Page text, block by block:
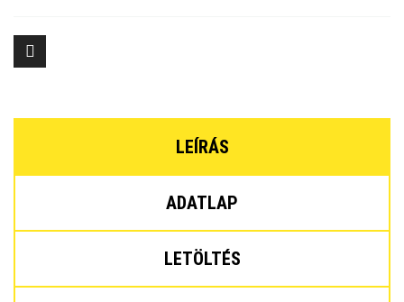
LEÍRÁS
ADATLAP
LETÖLTÉS